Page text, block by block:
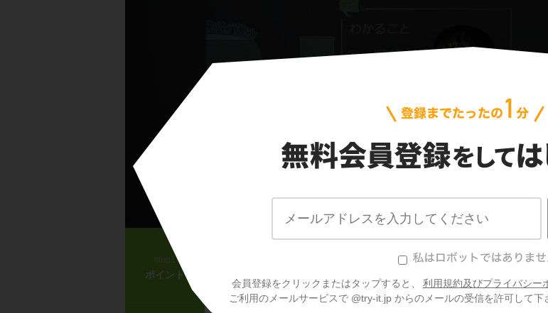
会員登録をクリックまたはタップすると、 利用規約及びプライバシー
ご利用のメールサービスで @try-it.jp からのメールの受信を許可して下
step1
ポイント 中1理科で学ぶ「柱状図」のテストによく出るポイント（柱状図）を学習しよう